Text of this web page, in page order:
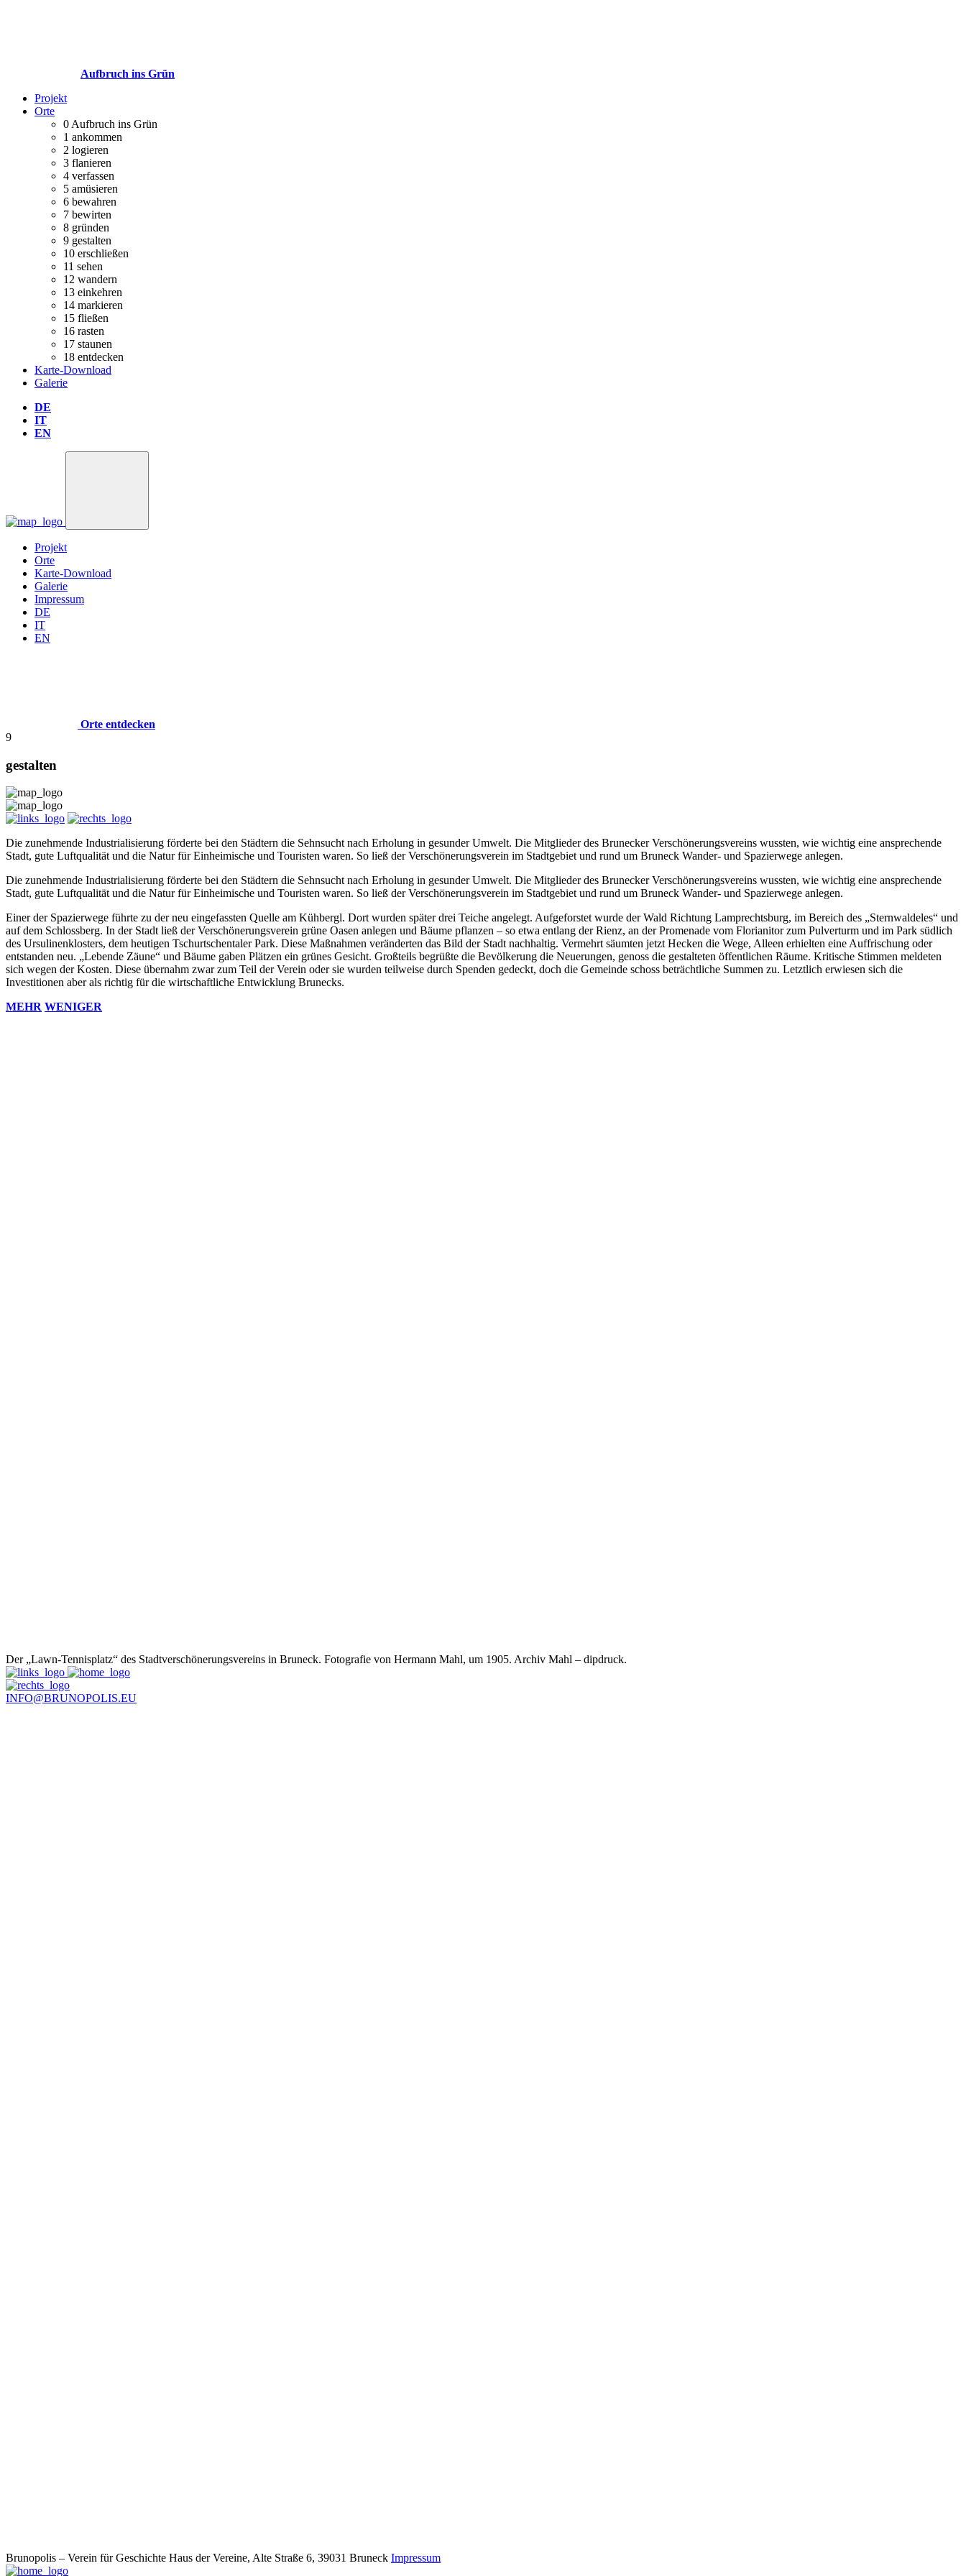
Aufbruch ins Grün
Projekt
Orte
0 Aufbruch ins Grün
1 ankommen
2 logieren
3 flanieren
4 verfassen
5 amüsieren
6 bewahren
7 bewirten
8 gründen
9 gestalten
10 erschließen
11 sehen
12 wandern
13 einkehren
14 markieren
15 fließen
16 rasten
17 staunen
18 entdecken
Karte-Download
Galerie
DE
IT
EN
Projekt
Orte
Karte-Download
Galerie
Impressum
DE
IT
EN
Orte entdecken
9
gestalten
Die zunehmende Industrialisierung förderte bei den Städtern die Sehnsucht nach Erholung in gesunder Umwelt. Die Mitglieder des Brunecker Verschönerungsvereins wussten, wie wichtig eine ansprechende
Stadt, gute Luftqualität und die Natur für Einheimische und Touristen waren. So ließ der Verschönerungsverein im Stadtgebiet und rund um Bruneck Wander- und Spazierwege anlegen.
Die zunehmende Industrialisierung förderte bei den Städtern die Sehnsucht nach Erholung in gesunder Umwelt. Die Mitglieder des Brunecker Verschönerungsvereins wussten, wie wichtig eine ansprechende
Stadt, gute Luftqualität und die Natur für Einheimische und Touristen waren. So ließ der Verschönerungsverein im Stadtgebiet und rund um Bruneck Wander- und Spazierwege anlegen.
Einer der Spazierwege führte zu der neu eingefassten Quelle am Kühbergl. Dort wurden später drei Teiche angelegt. Aufgeforstet wurde der Wald Richtung Lamprechtsburg, im Bereich des „Sternwaldeles“ und
auf dem Schlossberg. In der Stadt ließ der Verschönerungsverein grüne Oasen anlegen und Bäume pflanzen – so etwa entlang der Rienz, an der Promenade vom Florianitor zum Pulverturm und im Park südlich
des Ursulinenklosters, dem heutigen Tschurtschentaler Park. Diese Maßnahmen veränderten das Bild der Stadt nachhaltig. Vermehrt säumten jetzt Hecken die Wege, Alleen erhielten eine Auffrischung oder
entstanden neu. „Lebende Zäune“ und Bäume gaben Plätzen ein grünes Gesicht. Großteils begrüßte die Bevölkerung die Neuerungen, genoss die gestalteten öffentlichen Räume. Kritische Stimmen meldeten
sich wegen der Kosten. Diese übernahm zwar zum Teil der Verein oder sie wurden teilweise durch Spenden gedeckt, doch die Gemeinde schoss beträchtliche Summen zu. Letztlich erwiesen sich die
Investitionen aber als richtig für die wirtschaftliche Entwicklung Brunecks.
MEHR WENIGER
Der „Lawn-Tennisplatz“ des Stadtverschönerungsvereins in Bruneck. Fotografie von Hermann Mahl, um 1905. Archiv Mahl – dipdruck.
INFO@BRUNOPOLIS.EU
Brunopolis – Verein für Geschichte Haus der Vereine, Alte Straße 6, 39031 Bruneck Impressum